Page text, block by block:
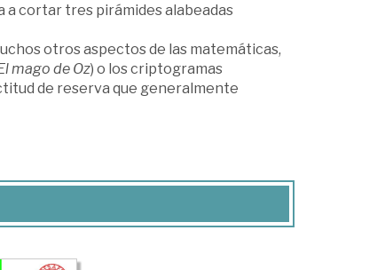
a cortar tres pirámides alabeadas
otros aspectos de las matemáticas,
mago de Oz) o los criptogramas
de reserva que generalmente